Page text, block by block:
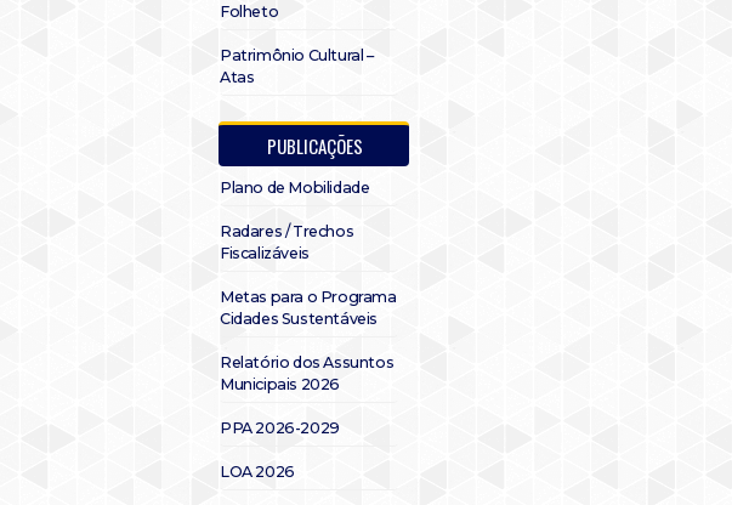
Folheto
Patrimônio Cultural –
Atas
PUBLICAÇÕES
Plano de Mobilidade
Radares / Trechos
Fiscalizáveis
Metas para o Programa
Cidades Sustentáveis
Relatório dos Assuntos
Municipais 2026
PPA 2026-2029
LOA 2026